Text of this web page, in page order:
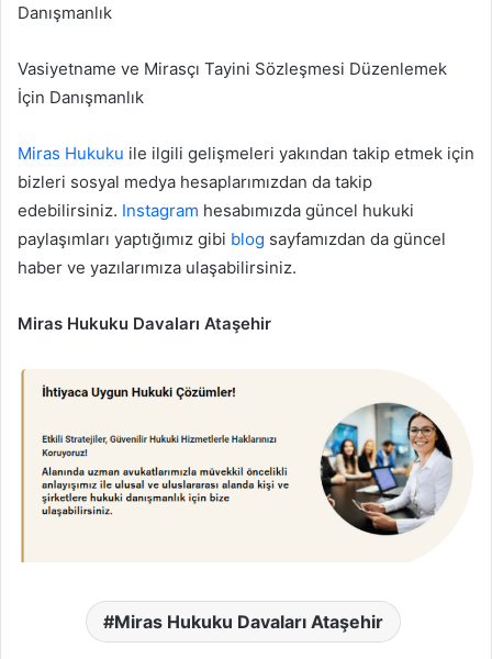
Danışmanlık
Vasiyetname ve Mirasçı Tayini Sözleşmesi Düzenlemek
İçin Danışmanlık
Miras Hukuku ile ilgili gelişmeleri yakından takip etmek için
bizleri sosyal medya hesaplarımızdan da takip
edebilirsiniz. Instagram hesabımızda güncel hukuki
paylaşımları yaptığımız gibi blog sayfamızdan da güncel
haber ve yazılarımıza ulaşabilirsiniz.
Miras Hukuku Davaları Ataşehir
Miras Hukuku Davaları Ataşehir